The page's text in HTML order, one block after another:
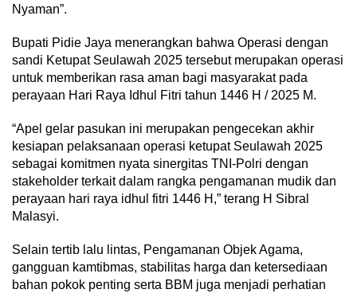
Nyaman”.
Bupati Pidie Jaya menerangkan bahwa Operasi dengan
sandi Ketupat Seulawah 2025 tersebut merupakan operasi
untuk memberikan rasa aman bagi masyarakat pada
perayaan Hari Raya Idhul Fitri tahun 1446 H / 2025 M.
“Apel gelar pasukan ini merupakan pengecekan akhir
kesiapan pelaksanaan operasi ketupat Seulawah 2025
sebagai komitmen nyata sinergitas TNI-Polri dengan
stakeholder terkait dalam rangka pengamanan mudik dan
perayaan hari raya idhul fitri 1446 H,” terang H Sibral
Malasyi.
Selain tertib lalu lintas, Pengamanan Objek Agama,
gangguan kamtibmas, stabilitas harga dan ketersediaan
bahan pokok penting serta BBM juga menjadi perhatian